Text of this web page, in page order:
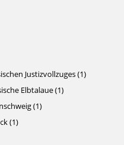
Justizvollzuges (1)
Elbtalaue (1)
(1)
(1)